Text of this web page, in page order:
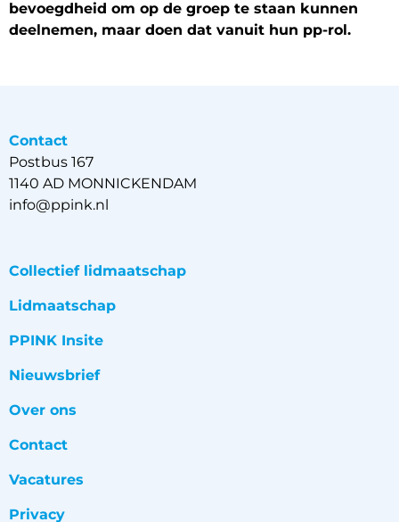
bevoegdheid om op de groep te staan kunnen
deelnemen, maar doen dat vanuit hun pp‑rol.
Contact
Postbus 167
1140 AD MONNICKENDAM
info@ppink.nl
Collectief lidmaatschap
Lidmaatschap
PPINK Insite
Nieuwsbrief
Over ons
Contact
Vacatures
Privacy